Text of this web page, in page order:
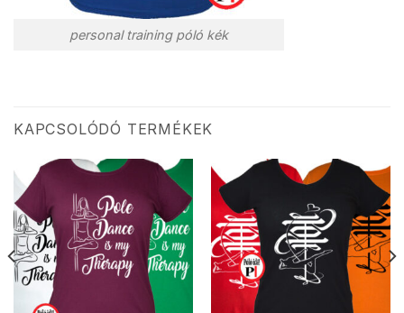
personal training póló kék
KAPCSOLÓDÓ TERMÉKEK